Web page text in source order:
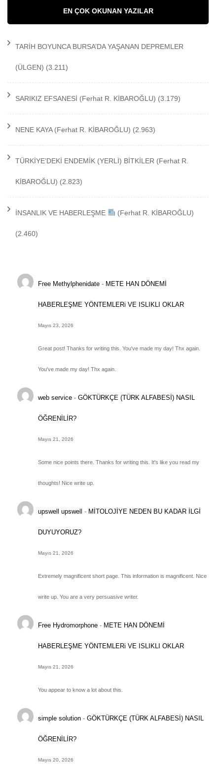
EN ÇOK OKUNAN YAZILAR
TARİH BOYUNCA BURSA’DA YAŞANAN DEPREMLER
(ÜLGEN) (3.211)
SARIKIZ EFSANESİ (Ferhat R. KİBAROĞLU) (3.179)
NENE KAYA (Ferhat R. KİBAROĞLU) (2.963)
TÜRKİYE’DEKİ ENDEMİK (YERLİ) BİTKİLER (Ferhat R.
KİBAROĞLU) (2.823)
İNSANLIK VE HABERLEŞME (Ferhat R. KİBAROĞLU)
(2.460)
Free Methylphenidate - METE HAN DÖNEMİ
HABERLEŞME YÖNTEMLERi VE ISLIKLI OKLAR
Mayıs 23, 2026
Great post! Thanks for writing this. You've made my day! Thx again.
You've made my day! Thx again.
web service -GÖKTÜRKÇE (TÜRK ALFABESİ) NASIL
ÖĞRENİLİR?
Mayıs 21, 2026
Some nice points there. Thanks for writing this. It's like you read my
thoughts! Nice write up.
upswell upswell - MİTOLOJİYE NEDEN BU KADAR İLGİ
DUYUYORUZ?
Mayıs 21, 2026
Extremely magnificent short page. This information is magnificent. Nice
write up. You are a very persuasive writer.
Free Hydromorphone - METE HAN DÖNEMİ
HABERLEŞME YÖNTEMLERi VE ISLIKLI OKLAR
Mayıs 21, 2026
You appear to know a lot about this.
simple solution -GÖKTÜRKÇE (TÜRK ALFABESİ) NASIL
ÖĞRENİLİR?
Mayıs 20, 2026